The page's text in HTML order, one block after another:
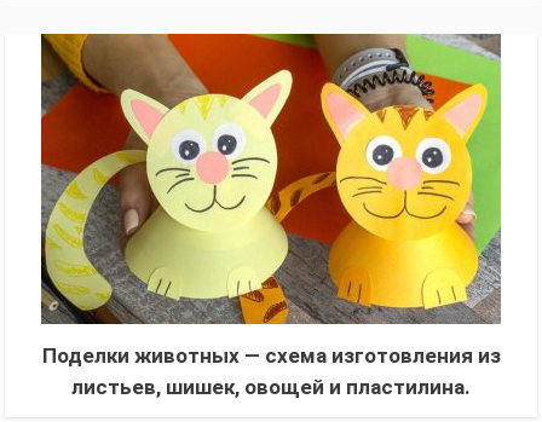
бумагой
Поделки животных — схема изготовления из
листьев, шишек, овощей и пластилина.